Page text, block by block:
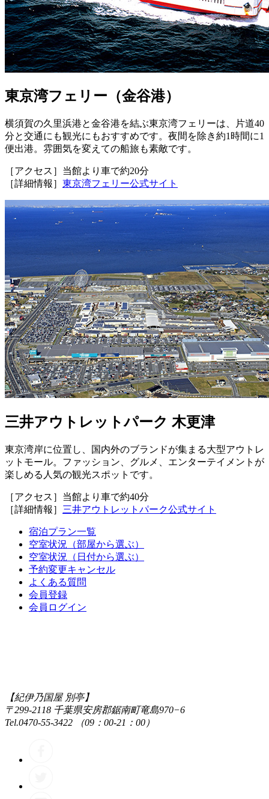
東京湾フェリー（金谷港）
横須賀の久里浜港と金谷港を結ぶ東京湾フェリーは、片道40
分と交通にも観光にもおすすめです。夜間を除き約1時間に1
便出港。雰囲気を変えての船旅も素敵です。
［アクセス］当館より車で約20分
［詳細情報］ 東京湾フェリー公式サイト
三井アウトレットパーク 木更津
東京湾岸に位置し、国内外のブランドが集まる大型アウトレ
ットモール。ファッション、グルメ、エンターテイメントが
楽しめる人気の観光スポットです。
［アクセス］当館より車で約40分
［詳細情報］ 三井アウトレットパーク公式サイト
宿泊プラン一覧
空室状況 （部屋から選ぶ）
空室状況 （日付から選ぶ）
予約変更キャンセル
よくある質問
会員登録
会員ログイン
【紀伊乃国屋 別亭】
〒299-2118 千葉県安房郡鋸南町竜島970−6
Tel.0470-55-3422 （09：00-21：00）